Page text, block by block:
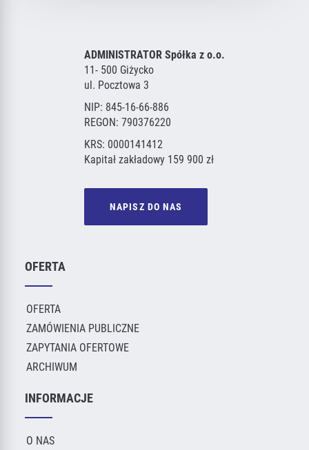
ADMINISTRATOR Spółka z o.o.
11- 500 Giżycko
ul. Pocztowa 3
NIP: 845-16-66-886
REGON: 790376220
KRS: 0000141412
Kapitał zakładowy 159 900 zł
NAPISZ DO NAS
OFERTA
OFERTA
ZAMÓWIENIA PUBLICZNE
ZAPYTANIA OFERTOWE
ARCHIWUM
INFORMACJE
O NAS